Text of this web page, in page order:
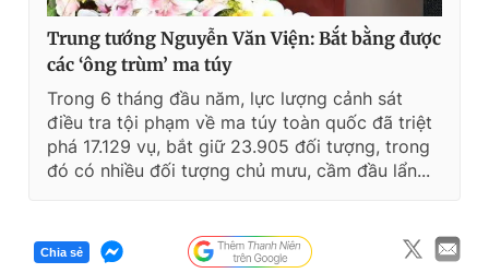
Trung tướng Nguyễn Văn Viện: Bắt bằng được
các ‘ông trùm’ ma túy
Trong 6 tháng đầu năm, lực lượng cảnh sát
điều tra tội phạm về ma túy toàn quốc đã triệt
phá 17.129 vụ, bắt giữ 23.905 đối tượng, trong
đó có nhiều đối tượng chủ mưu, cầm đầu lẩn...
Chia sẻ